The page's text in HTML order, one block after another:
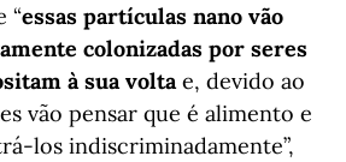
“essas partículas nano vão
colonizadas por seres
à sua volta e, devido ao
vão pensar que é alimento e
los indiscriminadamente”,